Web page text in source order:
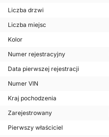
Liczba drzwi
Liczba miejsc
Kolor
Numer rejestracyjny
Data pierwszej rejestracji
Numer VIN
Kraj pochodzenia
Zarejestrowany
Pierwszy właściciel